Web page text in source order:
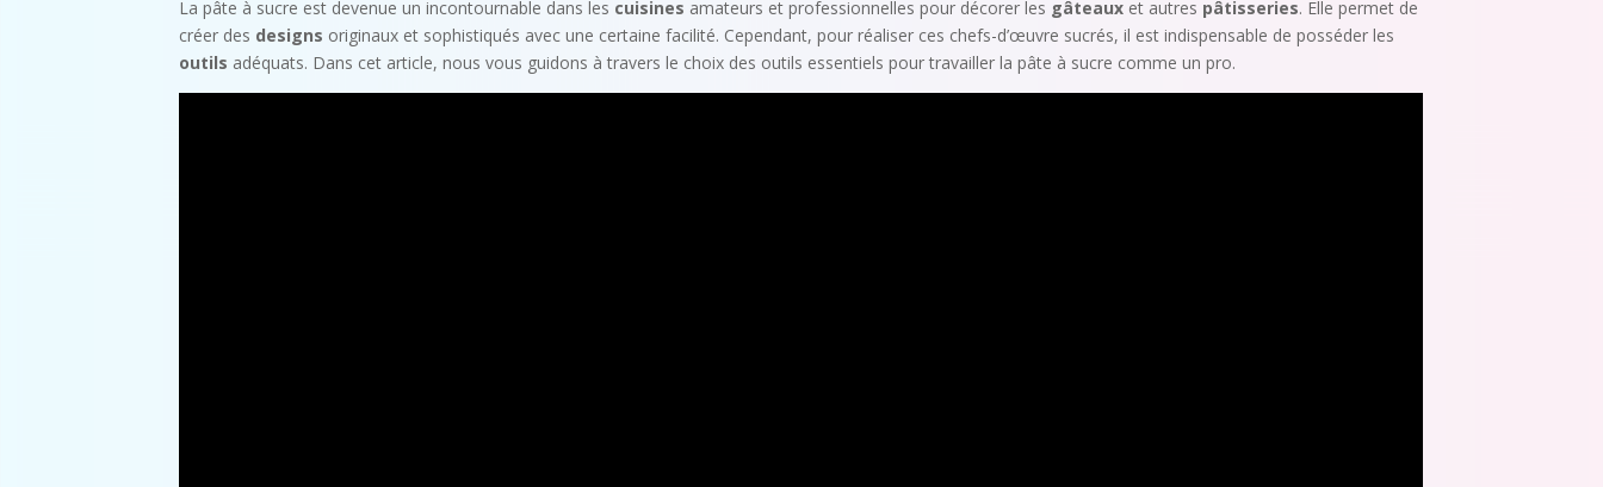
La pâte à sucre est devenue un incontournable dans les cuisines amateurs et professionnelles pour décorer les gâteaux et autres pâtisseries. Elle permet de
créer des designs originaux et sophistiqués avec une certaine facilité. Cependant, pour réaliser ces chefs-d’œuvre sucrés, il est indispensable de posséder les
outils adéquats. Dans cet article, nous vous guidons à travers le choix des outils essentiels pour travailler la pâte à sucre comme un pro.